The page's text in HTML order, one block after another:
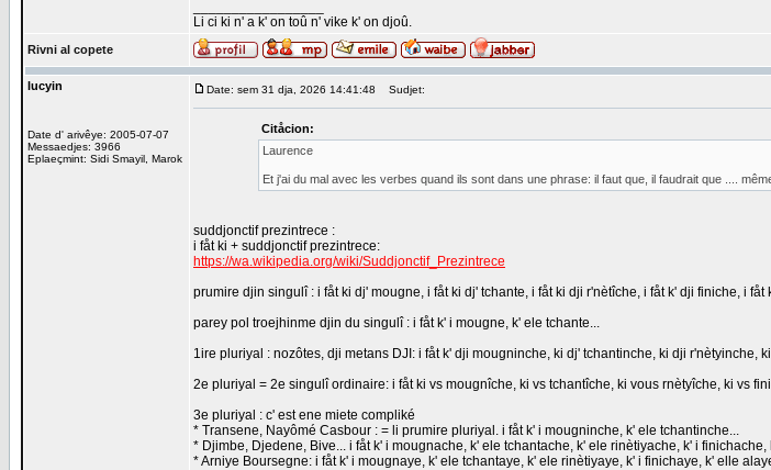
Li ci ki n' a k' on toû n' vike k' on djoû.
Rivni al copete
lucyin
Date d' arivêye: 2005-07-07
Messaedjes: 3966
Eplaeçmint: Sidi Smayil, Marok
Date: sem 31 dja, 2026 14:41:48 Sudjet:
Citåcion:
Laurence
Et j'ai du mal avec les verbes quand ils sont dans une phrase: il faut que, il faudrait que ....
suddjonctif prezintrece :
i fåt ki + suddjonctif prezintrece:
https://wa.wikipedia.org/wiki/Suddjonctif_Prezintrece
prumire djin singulî : i fåt ki dj' mougne, i fåt ki dj' tchante, i fåt ki dji r'nètîche, i fåt k' dji finiche, i
parey pol troejhinme djin du singulî : i fåt k' i mougne, k' ele tchante...
1ire pluriyal : nozôtes, dji metans DJI: i fåt k' dji mougninche, ki dj' tchantinche, ki dji
2e pluriyal = 2e singulî ordinaire: i fåt ki vs mougnîche, ki vs tchantîche, ki vous rnètyîche, ki vs
3e pluriyal : c' est ene miete compliké
* Transene, Nayômé Casbour : = li prumire pluriyal. i fåt k' i mougninche, k' ele tchantinche...
* Djimbe, Djedene, Bive... i fåt k' i mougnache, k' ele tchantache, k' ele rinètiyache, k' i
* Arniye Boursegne: i fåt k' i mougnaye, k' ele tchantaye, k' ele rinètiyaye, k' i finichaye, k' elle